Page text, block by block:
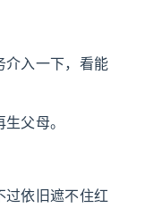
介入一下，看能
父母。
过依旧遮不住红